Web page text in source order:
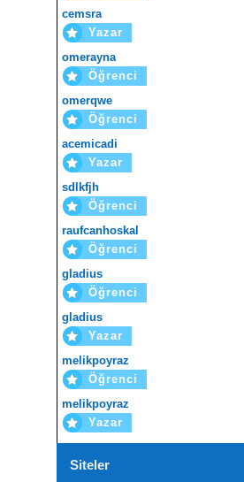
cemsra
Yazar
omerayna
Öğrenci
omerqwe
Öğrenci
acemicadi
Yazar
sdlkfjh
Öğrenci
raufcanhoskal
Öğrenci
gladius
Öğrenci
gladius
Yazar
melikpoyraz
Öğrenci
melikpoyraz
Yazar
Siteler